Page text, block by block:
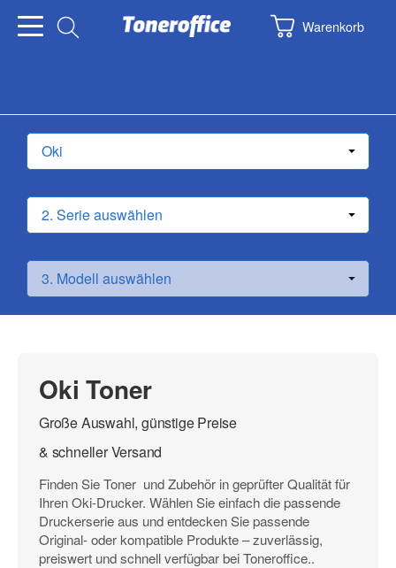
Warenkorb
Oki Toner
Große Auswahl, günstige Preise
& schneller Versand
Finden Sie Toner und Zubehör in geprüfter Qualität für
Ihren Oki-Drucker. Wählen Sie einfach die passende
Druckerserie aus und entdecken Sie passende
Original- oder kompatible Produkte – zuverlässig,
preiswert und schnell verfügbar bei Toneroffice..